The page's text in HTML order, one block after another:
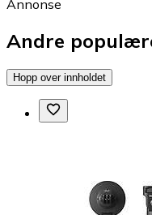
Annonse
Andre
Hopp over innholdet